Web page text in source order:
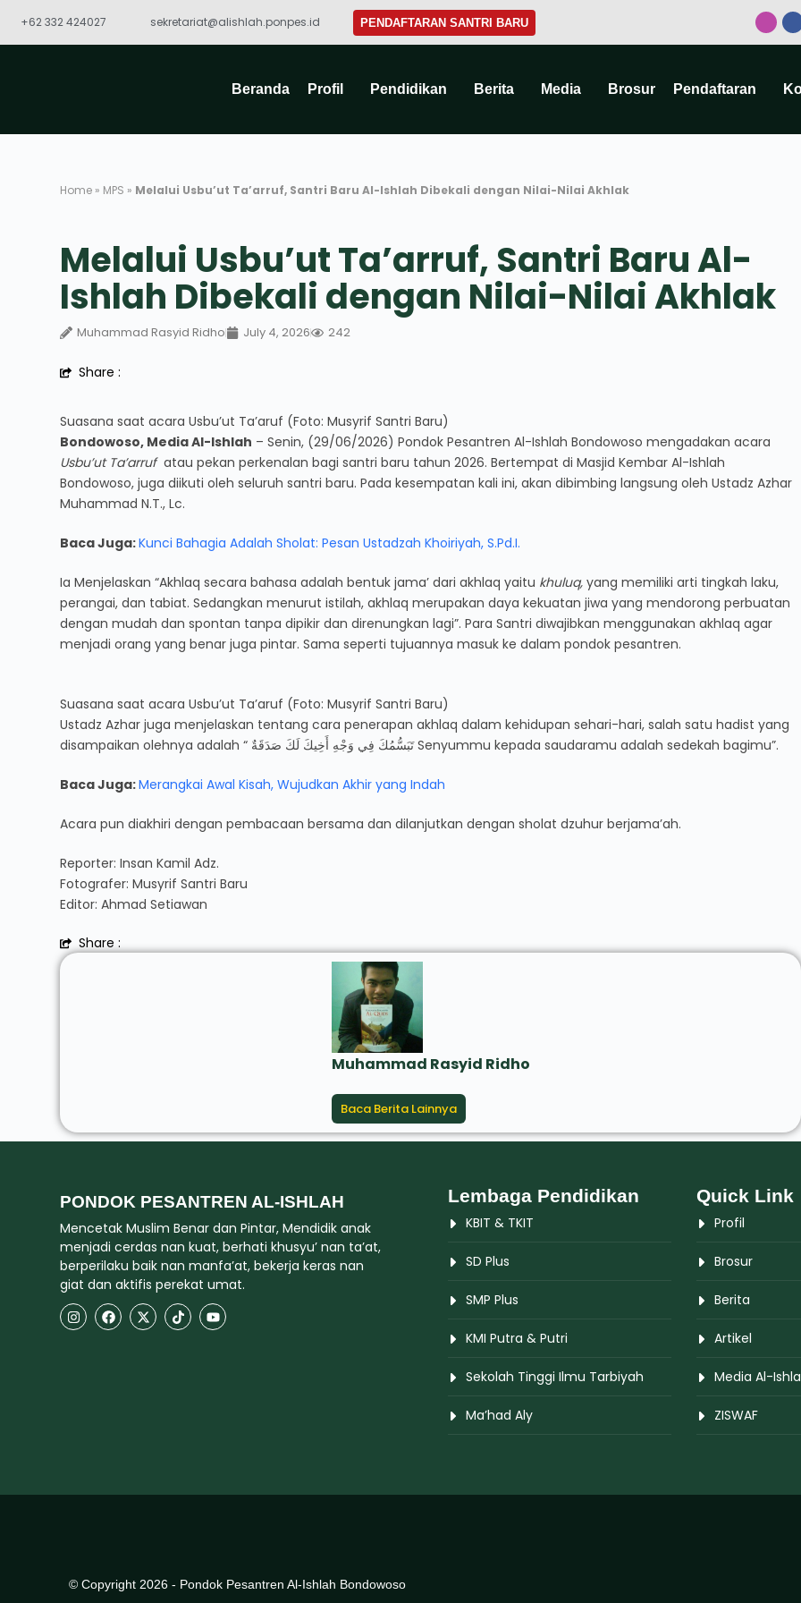
+62 332 424027​ sekretariat@alishlah.ponpes.id​ PENDAFTARAN SANTRI BARU
Beranda Profil Pendidikan Berita Media Brosur Pendaftaran
Home » MPS » Melalui Usbu’ut Ta’arruf, Santri Baru Al-Ishlah Dibekali dengan Nilai-Nilai Akhlak
Melalui Usbu’ut Ta’arruf, Santri Baru Al-
Ishlah Dibekali dengan Nilai-Nilai Akhlak
Muhammad Rasyid Ridho July 4, 2026 242
Share :
Suasana saat acara Usbu’ut Ta’aruf (Foto: Musyrif Santri Baru)
Bondowoso, Media Al-Ishlah – Senin, (29/06/2026) Pondok Pesantren Al-Ishlah Bondowoso mengadakan acara
Usbu’ut Ta’arruf atau pekan perkenalan bagi santri baru tahun 2026. Bertempat di Masjid Kembar Al-Ishlah
Bondowoso, juga diikuti oleh seluruh santri baru. Pada kesempatan kali ini, akan dibimbing langsung oleh Ustadz Azhar
Muhammad N.T., Lc.
Baca Juga:Kunci Bahagia Adalah Sholat: Pesan Ustadzah Khoiriyah, S.Pd.I.
Ia Menjelaskan “Akhlaq secara bahasa adalah bentuk jama’ dari akhlaq yaitu khuluq,yang memiliki arti tingkah laku,
perangai, dan tabiat. Sedangkan menurut istilah, akhlaq merupakan daya kekuatan jiwa yang mendorong perbuatan
dengan mudah dan spontan tanpa dipikir dan direnungkan lagi”. Para Santri diwajibkan menggunakan akhlaq agar
menjadi orang yang benar juga pintar. Sama seperti tujuannya masuk ke dalam pondok pesantren.
Suasana saat acara Usbu’ut Ta’aruf (Foto: Musyrif Santri Baru)
Ustadz Azhar juga menjelaskan tentang cara penerapan akhlaq dalam kehidupan sehari-hari, salah satu hadist yang
disampaikan olehnya adalah “ تَبَسُّمُكَ فِي وَجْهِ أَخِيكَ لَكَ صَدَقَةٌ Senyummu kepada saudaramu adalah sedekah bagimu”.
Baca Juga:Merangkai Awal Kisah, Wujudkan Akhir yang Indah
Acara pun diakhiri dengan pembacaan bersama dan dilanjutkan dengan sholat dzuhur berjama’ah.
Reporter: Insan Kamil Adz.
Fotografer: Musyrif Santri Baru
Editor: Ahmad Setiawan
Share :
Muhammad Rasyid Ridho
Baca Berita Lainnya
PONDOK PESANTREN AL-ISHLAH
Mencetak Muslim Benar dan Pintar, Mendidik anak
menjadi cerdas nan kuat, berhati khusyu’ nan ta’at,
berperilaku baik nan manfa’at, bekerja keras nan
giat dan aktifis perekat umat.
Lembaga Pendidikan
KBIT & TKIT
SD Plus
SMP Plus
KMI Putra & Putri
Sekolah Tinggi Ilmu Tarbiyah
Ma’had Aly
Quick Link
Profil
Brosur
Berita
Artikel
Media Al-
ZISWAF
© Copyright 2026 - Pondok Pesantren Al-Ishlah Bondowoso